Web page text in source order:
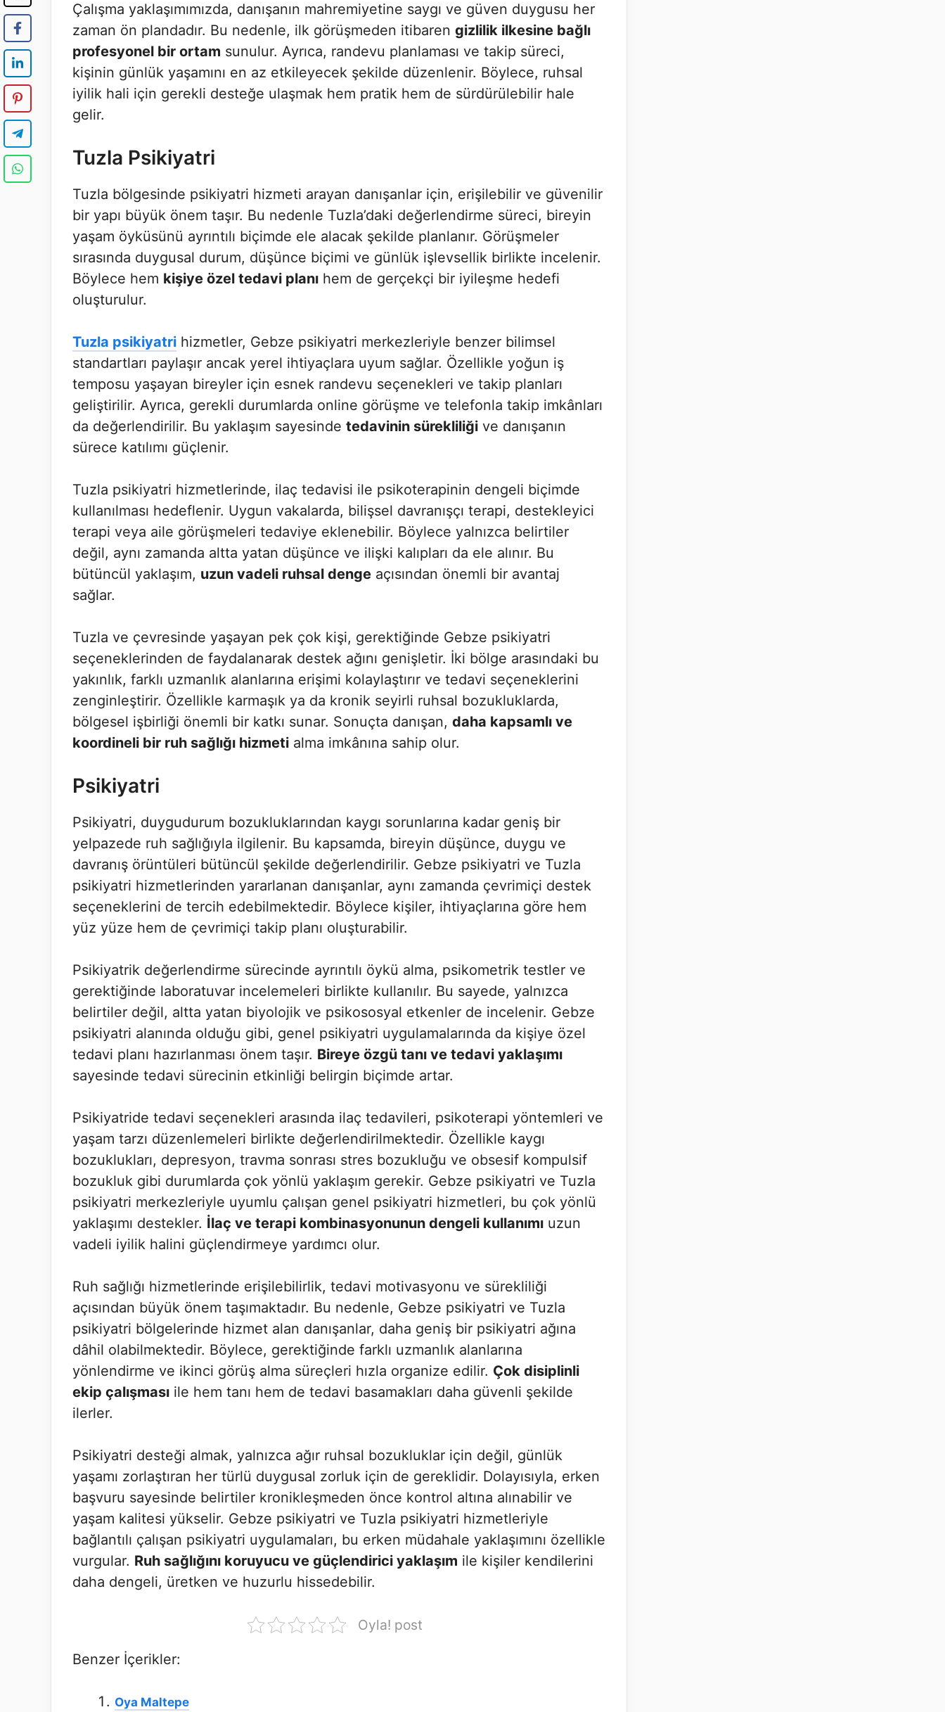
Çalışma yaklaşımımızda, danışanın mahremiyetine saygı ve güven duygusu her
zaman ön plandadır. Bu nedenle, ilk görüşmeden itibaren gizlilik ilkesine bağlı
profesyonel bir ortam sunulur. Ayrıca, randevu planlaması ve takip süreci,
kişinin günlük yaşamını en az etkileyecek şekilde düzenlenir. Böylece, ruhsal
iyilik hali için gerekli desteğe ulaşmak hem pratik hem de sürdürülebilir hale
gelir.
Tuzla Psikiyatri
Tuzla bölgesinde psikiyatri hizmeti arayan danışanlar için, erişilebilir ve güvenilir
bir yapı büyük önem taşır. Bu nedenle Tuzla’daki değerlendirme süreci, bireyin
yaşam öyküsünü ayrıntılı biçimde ele alacak şekilde planlanır. Görüşmeler
sırasında duygusal durum, düşünce biçimi ve günlük işlevsellik birlikte incelenir.
Böylece hem kişiye özel tedavi planı hem de gerçekçi bir iyileşme hedefi
oluşturulur.
Tuzla psikiyatri hizmetler, Gebze psikiyatri merkezleriyle benzer bilimsel
standartları paylaşır ancak yerel ihtiyaçlara uyum sağlar. Özellikle yoğun iş
temposu yaşayan bireyler için esnek randevu seçenekleri ve takip planları
geliştirilir. Ayrıca, gerekli durumlarda online görüşme ve telefonla takip imkânları
da değerlendirilir. Bu yaklaşım sayesinde tedavinin sürekliliği ve danışanın
sürece katılımı güçlenir.
Tuzla psikiyatri hizmetlerinde, ilaç tedavisi ile psikoterapinin dengeli biçimde
kullanılması hedeflenir. Uygun vakalarda, bilişsel davranışçı terapi, destekleyici
terapi veya aile görüşmeleri tedaviye eklenebilir. Böylece yalnızca belirtiler
değil, aynı zamanda altta yatan düşünce ve ilişki kalıpları da ele alınır. Bu
bütüncül yaklaşım, uzun vadeli ruhsal denge açısından önemli bir avantaj
sağlar.
Tuzla ve çevresinde yaşayan pek çok kişi, gerektiğinde Gebze psikiyatri
seçeneklerinden de faydalanarak destek ağını genişletir. İki bölge arasındaki bu
yakınlık, farklı uzmanlık alanlarına erişimi kolaylaştırır ve tedavi seçeneklerini
zenginleştirir. Özellikle karmaşık ya da kronik seyirli ruhsal bozukluklarda,
bölgesel işbirliği önemli bir katkı sunar. Sonuçta danışan, daha kapsamlı ve
koordineli bir ruh sağlığı hizmeti alma imkânına sahip olur.
Psikiyatri
Psikiyatri, duygudurum bozukluklarından kaygı sorunlarına kadar geniş bir
yelpazede ruh sağlığıyla ilgilenir. Bu kapsamda, bireyin düşünce, duygu ve
davranış örüntüleri bütüncül şekilde değerlendirilir. Gebze psikiyatri ve Tuzla
psikiyatri hizmetlerinden yararlanan danışanlar, aynı zamanda çevrimiçi destek
seçeneklerini de tercih edebilmektedir. Böylece kişiler, ihtiyaçlarına göre hem
yüz yüze hem de çevrimiçi takip planı oluşturabilir.
Psikiyatrik değerlendirme sürecinde ayrıntılı öykü alma, psikometrik testler ve
gerektiğinde laboratuvar incelemeleri birlikte kullanılır. Bu sayede, yalnızca
belirtiler değil, altta yatan biyolojik ve psikososyal etkenler de incelenir. Gebze
psikiyatri alanında olduğu gibi, genel psikiyatri uygulamalarında da kişiye özel
tedavi planı hazırlanması önem taşır. Bireye özgü tanı ve tedavi yaklaşımı
sayesinde tedavi sürecinin etkinliği belirgin biçimde artar.
Psikiyatride tedavi seçenekleri arasında ilaç tedavileri, psikoterapi yöntemleri ve
yaşam tarzı düzenlemeleri birlikte değerlendirilmektedir. Özellikle kaygı
bozuklukları, depresyon, travma sonrası stres bozukluğu ve obsesif kompulsif
bozukluk gibi durumlarda çok yönlü yaklaşım gerekir. Gebze psikiyatri ve Tuzla
psikiyatri merkezleriyle uyumlu çalışan genel psikiyatri hizmetleri, bu çok yönlü
yaklaşımı destekler. İlaç ve terapi kombinasyonunun dengeli kullanımı uzun
vadeli iyilik halini güçlendirmeye yardımcı olur.
Ruh sağlığı hizmetlerinde erişilebilirlik, tedavi motivasyonu ve sürekliliği
açısından büyük önem taşımaktadır. Bu nedenle, Gebze psikiyatri ve Tuzla
psikiyatri bölgelerinde hizmet alan danışanlar, daha geniş bir psikiyatri ağına
dâhil olabilmektedir. Böylece, gerektiğinde farklı uzmanlık alanlarına
yönlendirme ve ikinci görüş alma süreçleri hızla organize edilir. Çok disiplinli
ekip çalışması ile hem tanı hem de tedavi basamakları daha güvenli şekilde
ilerler.
Psikiyatri desteği almak, yalnızca ağır ruhsal bozukluklar için değil, günlük
yaşamı zorlaştıran her türlü duygusal zorluk için de gereklidir. Dolayısıyla, erken
başvuru sayesinde belirtiler kronikleşmeden önce kontrol altına alınabilir ve
yaşam kalitesi yükselir. Gebze psikiyatri ve Tuzla psikiyatri hizmetleriyle
bağlantılı çalışan psikiyatri uygulamaları, bu erken müdahale yaklaşımını özellikle
vurgular. Ruh sağlığını koruyucu ve güçlendirici yaklaşım ile kişiler kendilerini
daha dengeli, üretken ve huzurlu hissedebilir.
Oyla! post
Benzer İçerikler:
Oya Maltepe